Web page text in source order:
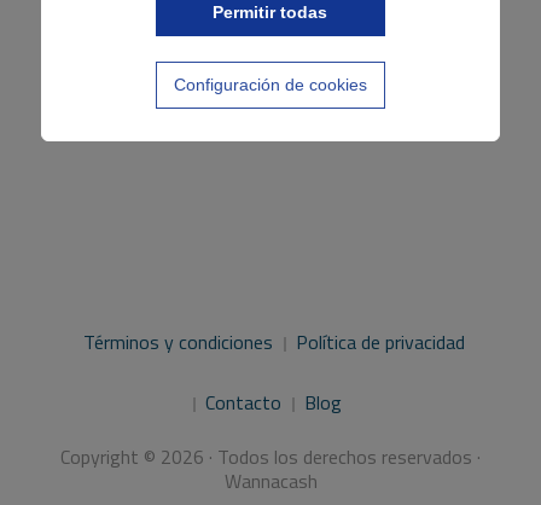
Permitir todas
Configuración de cookies
Términos y condiciones Política de privacidad
Contacto
Blog
Copyright © 2026 · Todos los derechos reservados ·
Wannacash